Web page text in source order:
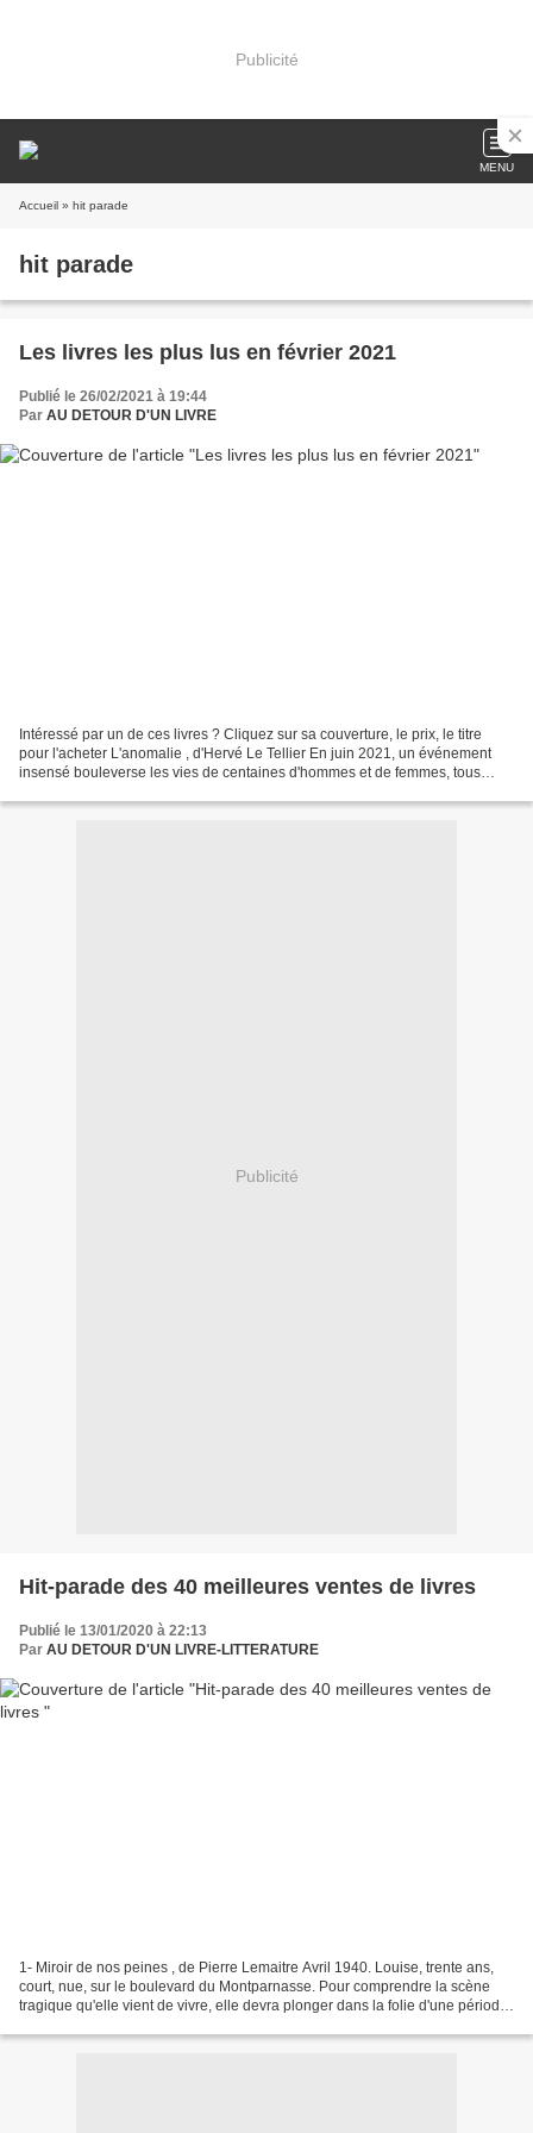
Publicité
MENU
Accueil » hit parade
hit parade
Les livres les plus lus en février 2021
Publié le 26/02/2021 à 19:44
Par AU DETOUR D'UN LIVRE
Intéressé par un de ces livres ? Cliquez sur sa couverture, le prix, le titre
pour l'acheter L'anomalie , d'Hervé Le Tellier En juin 2021, un événement
insensé bouleverse les vies de centaines d'hommes et de femmes, tous
Publicité
Hit-parade des 40 meilleures ventes de livres
Publié le 13/01/2020 à 22:13
Par AU DETOUR D'UN LIVRE-LITTERATURE
1- Miroir de nos peines , de Pierre Lemaitre Avril 1940. Louise, trente ans,
court, nue, sur le boulevard du Montparnasse. Pour comprendre la scène
tragique qu'elle vient de vivre, elle devra plonger dans la folie d'une période